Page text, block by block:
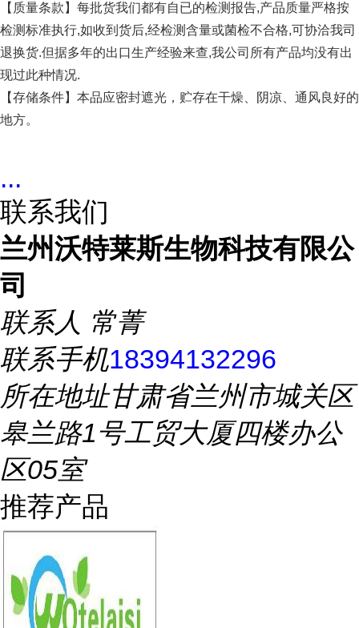
【质量条款】每批货我们都有自已的检测报告,产品质量严格按
检测标准执行,如收到货后,经检测含量或菌检不合格,可协洽我司
退换货.但据多年的出口生产经验来查,我公司所有产品均没有出
现过此种情况.
【存储条件】本品应密封遮光，贮存在干燥、阴凉、通风良好的
地方。
...
联系我们
兰州沃特莱斯生物科技有限公
司
联系人 常菁
联系手机18394132296
所在地址甘肃省兰州市城关区
皋兰路1号工贸大厦四楼办公
区05室
推荐产品